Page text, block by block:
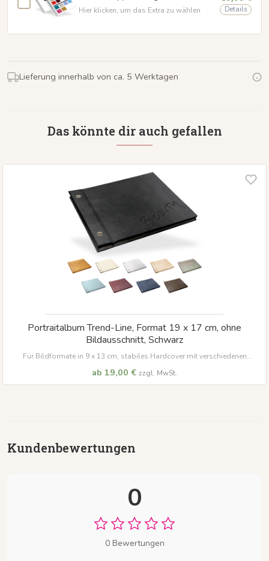
Hier klicken, um das Extra zu wählen Details
Lieferung innerhalb von ca. 5 Werktagen
Das könnte dir auch gefallen
Portraitalbum Trend-Line, Format 19 x 17 cm, ohne
Bildausschnitt, Schwarz
Für Bildformate in 9 x 13 cm, stabiles Hardcover mit verschiedenen
ab 19,00 € zzgl. MwSt.
Kundenbewertungen
0
0 Bewertungen